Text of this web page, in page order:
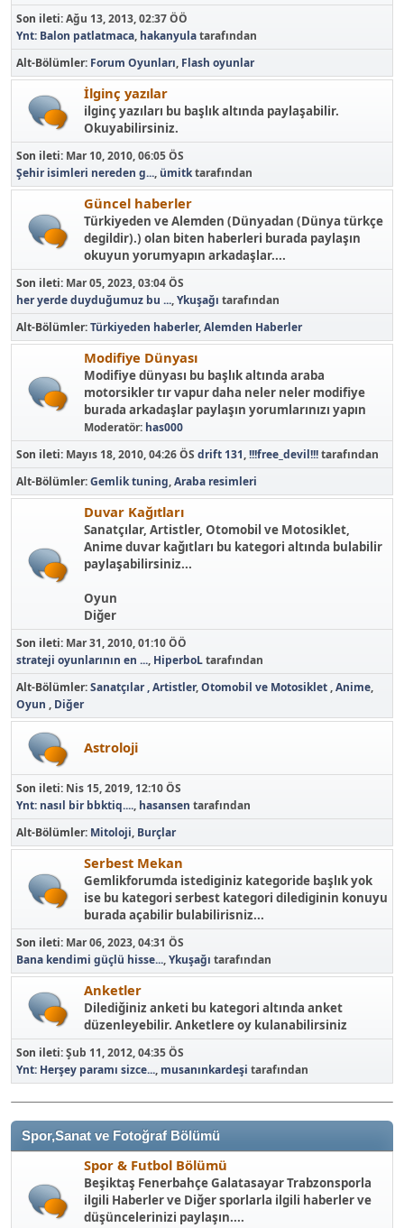
Son ileti:Ağu 13, 2013, 02:37 ÖÖ
Ynt: Balon patlatmaca, hakanyulatarafından
Alt-Bölümler Forum Oyunları Flash oyunlar
İlginç yazılar
ilginç yazıları bu başlık altında paylaşabilir.
Okuyabilirsiniz.
Son ileti: Mar 10, 2010, 06:05 ÖS
Şehir isimleri nereden g..., ümitktarafından
Güncel haberler
Türkiyeden ve Alemden (Dünyadan (Dünya türkçe
degildir).) olan biten haberleri burada paylaşın
okuyun yorumyapın arkadaşlar....
Son ileti: Mar 05, 2023, 03:04 ÖS
her yerde duyduğumuz bu ...,Ykuşağı tarafından
Alt-Bölümler Türkiyeden haberler Alemden Haberler
Modifiye Dünyası
Modifiye dünyası bu başlık altında araba
motorsikler tır vapur daha neler neler modifiye
burada arkadaşlar paylaşın yorumlarınızı yapın
Moderatör: has000
Son ileti: Mayıs 18, 2010, 04:26 ÖS drift 131,!!!free_devil!!!tarafından
Alt-Bölümler Gemlik tuning Araba resimleri
Duvar Kağıtları
Sanatçılar, Artistler, Otomobil ve Motosiklet,
Anime duvar kağıtları bu kategori altında bulabilir
paylaşabilirsiniz...
Oyun
Diğer
Son ileti: Mar 31, 2010, 01:10 ÖÖ
strateji oyunlarının en ..., HiperboLtarafından
Alt-Bölümler Sanatçılar , Artistler Otomobil ve Motosiklet Anime
Oyun
Diğer
Astroloji
Son ileti: Nis 15, 2019, 12:10 ÖS
Ynt: nasıl bir bbktiq...., hasansen tarafından
Alt-Bölümler Mitoloji Burçlar
Serbest Mekan
Gemlikforumda istediginiz kategoride başlık yok
ise bu kategori serbest kategori dilediginin konuyu
burada açabilir bulabilirisniz...
Son ileti: Mar 06, 2023, 04:31 ÖS
Bana kendimi güçlü hisse...,Ykuşağı tarafından
Anketler
Dilediğiniz anketi bu kategori altında anket
düzenleyebilir. Anketlere oy kulanabilirsiniz
Son ileti:Şub 11, 2012, 04:35 ÖS
Ynt: Herşey paramı sizce..., musanınkardeşi tarafından
Spor,Sanat ve Fotoğraf Bölümü
Spor & Futbol Bölümü
Beşiktaş Fenerbahçe Galatasayar Trabzonsporla
ilgili Haberler ve Diğer sporlarla ilgili haberler ve
düşüncelerinizi paylaşın....